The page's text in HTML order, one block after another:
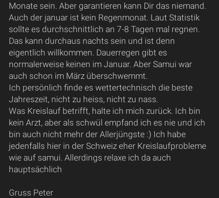
Monate sein. Aber garantieren kann Dir das niemand.
Auch der januar ist kein Regenmonat. Laut Statistik
sollte es durchschnittlich an 7-8 Tagen mal regnen.
Das kann durchaus nachts sein und ist denn
eigentlich willkommen. Dauerregen gibt es
normalerweise keinen im Januar. Aber Samui war
auch schon im März überschwemmt.
Ich persönlich finde es wettertechnisch die beste
Jahreszeit, nicht zu heiss, nicht zu nass.
Was Kreislauf betrifft, halte ich mich zurück. Ich bin
kein Arzt, aber als schwül empfand ich es nie und ich
bin auch nicht mehr der Allerjüngste :) Ich habe
jedenfalls hier in der Schweiz eher Kreislaufprobleme
wie auf samui. Allerdings relaxe ich da auch
hauptsächlich
Gruss Peter